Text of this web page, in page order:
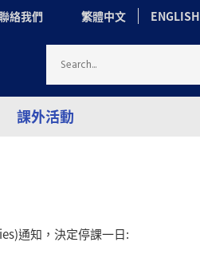
繁體中文 ENGLISH
絡我們
課外活動
通知，決定停課一日: